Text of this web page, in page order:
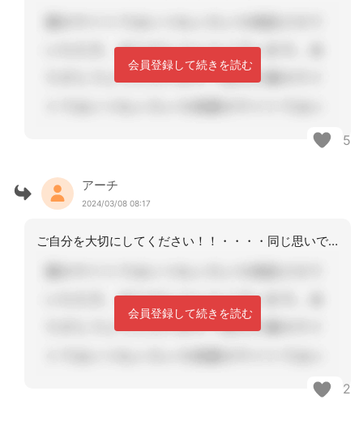
会員登録して続きを読む
5
アーチ
2024/03/08 08:17
ご自分を大切にしてください！！・・・・同じ思いです
会員登録して続きを読む
2